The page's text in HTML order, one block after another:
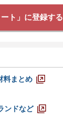
ト」に登録する
料まとめ
ンドなど